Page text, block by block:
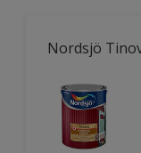
Nordsjö